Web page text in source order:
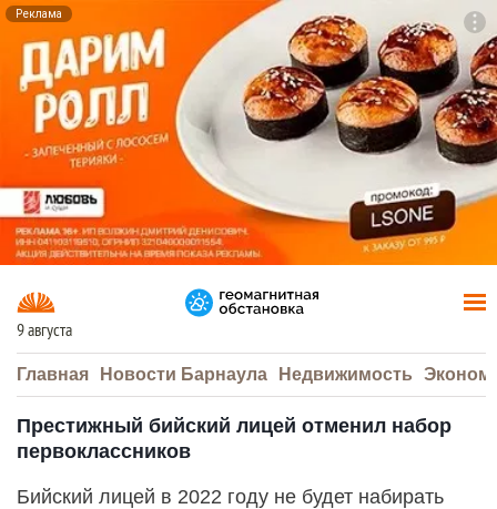
Реклама
9 августа
Главная Новости Барнаула Недвижимость
Престижный бийский лицей отменил набор
первоклассников
Бийский лицей в 2022 году не будет набирать